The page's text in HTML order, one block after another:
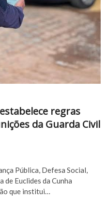
regras
da Guarda Civil
Pública, Defesa Social,
de Euclides da Cunha
que institui…